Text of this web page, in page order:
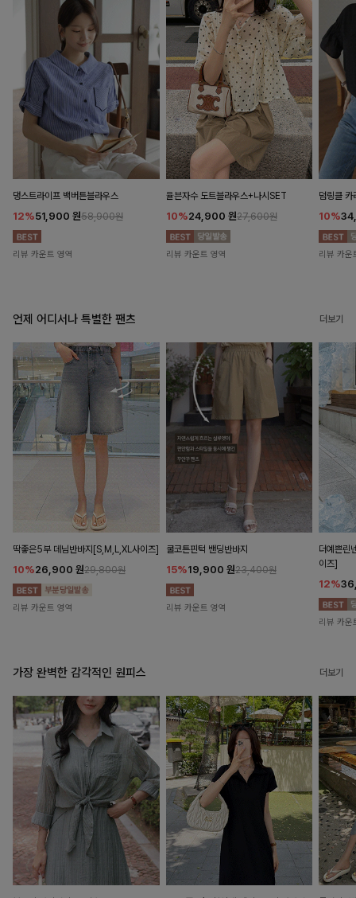
댕스트라이프 백버튼블라우스
12%51,900 원58,900원
리뷰 카운트 영역
율븐자수 도트블라우스+나시SET
10%24,900 원27,600원
리뷰 카운트 영역
덤링클 카
10%
리뷰 카운
언제 어디서나 특별한 팬츠 더보기
딱좋은5부 데님반바지[S,M,L,XL사이즈]
10%26,900 원29,800원
리뷰 카운트 영역
쿨코튼핀턱 밴딩반바지
15%19,900 원23,400원
리뷰 카운트 영역
더예쁜린
이즈]
12%
리뷰 카운
가장 완벽한 감각적인 원피스 더보기